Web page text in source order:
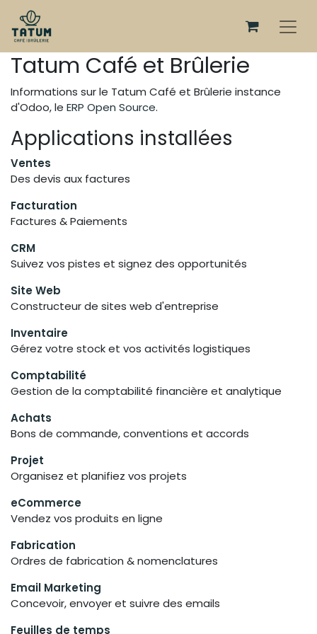
Tatum Café et Brûlerie
Informations sur le Tatum Café et Brûlerie instance
d'Odoo, le ERP Open Source.
Applications installées
Ventes
Des devis aux factures
Facturation
Factures & Paiements
CRM
Suivez vos pistes et signez des opportunités
Site Web
Constructeur de sites web d'entreprise
Inventaire
Gérez votre stock et vos activités logistiques
Comptabilité
Gestion de la comptabilité financière et analytique
Achats
Bons de commande, conventions et accords
Projet
Organisez et planifiez vos projets
eCommerce
Vendez vos produits en ligne
Fabrication
Ordres de fabrication & nomenclatures
Email Marketing
Concevoir, envoyer et suivre des emails
Feuilles de temps